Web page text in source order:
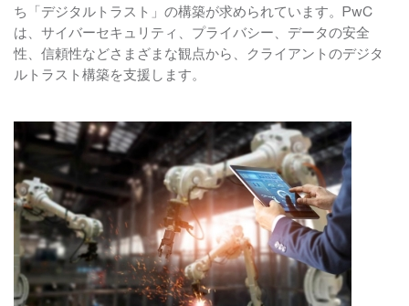
ち「デジタルトラスト」の構築が求められています。PwC
は、サイバーセキュリティ、プライバシー、データの安全
性、信頼性などさまざまな観点から、クライアントのデジタ
ルトラスト構築を支援します。